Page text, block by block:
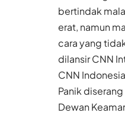
bertindak
erat, namun
cara yang
dilansir CNN
CNN
Panik
Dewan